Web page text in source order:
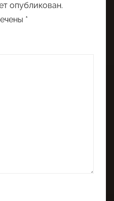
опубликован.
*